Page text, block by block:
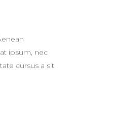
ipsum, nec
cursus a sit